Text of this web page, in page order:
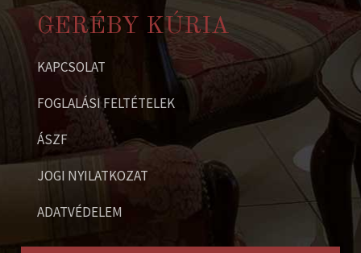
GERÉBY KÚRIA
KAPCSOLAT
FOGLALÁSI FELTÉTELEK
ÁSZF
JOGI NYILATKOZAT
ADATVÉDELEM